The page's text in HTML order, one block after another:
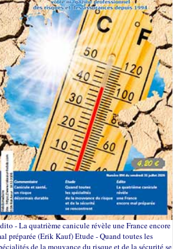
- La quatrième canicule révèle une France encore
préparée (Erik Kauf) Etude - Quand toutes les
de la mouvance du risque et de la sécurité se